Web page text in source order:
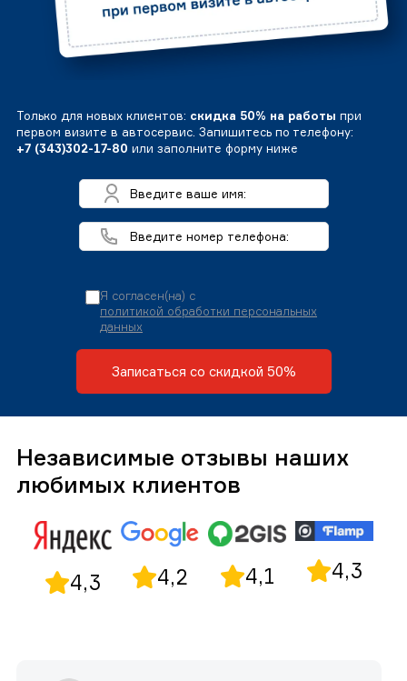
Только для новых клиентов: скидка 50% на работы при
первом визите в автосервис. Запишитесь по телефону:
+7 (343)302-17-80 или заполните форму ниже
Я согласен(на) с
политикой обработки персональных
данных
Записаться со скидкой 50%
Независимые отзывы наших
любимых клиентов
4,3 4,2 4,1 4,3